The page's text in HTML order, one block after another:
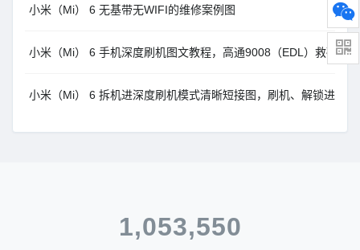
小米（Mi） 6 无基带无WIFI的维修案例图
小米（Mi） 6 手机深度刷机图文教程，高通9008（EDL）救砖方法
小米（Mi） 6 拆机进深度刷机模式清晰短接图，刷机、解锁进高
1,053,550